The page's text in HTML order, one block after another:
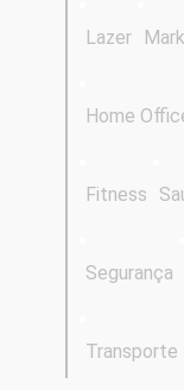
Lazer
Home
Fitness
Segurança
Transporte